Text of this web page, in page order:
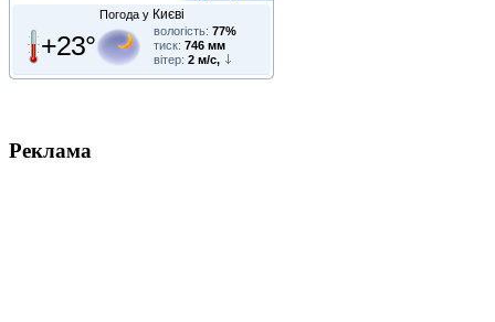
Погода у Києві
+23° вологість: 77%
тиск: 746 мм
вітер: 2 м/с,
Реклама